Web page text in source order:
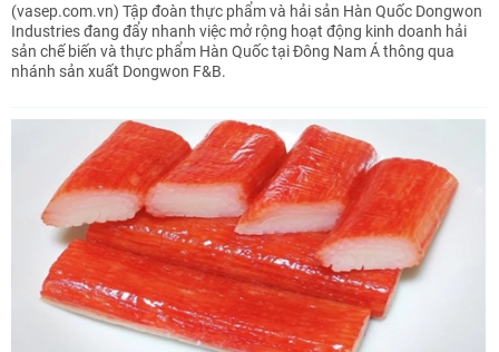
(vasep.com.vn) Tập đoàn thực phẩm và hải sản Hàn Quốc Dongwon
Industries đang đẩy nhanh việc mở rộng hoạt động kinh doanh hải
sản chế biến và thực phẩm Hàn Quốc tại Đông Nam Á thông qua
nhánh sản xuất Dongwon F&B.